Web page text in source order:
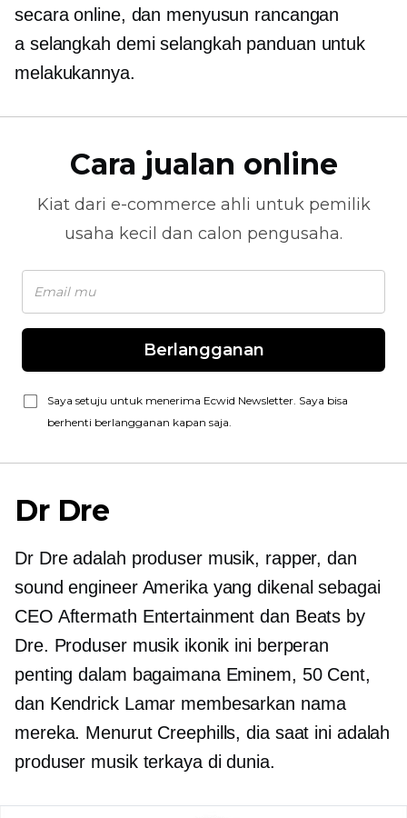
secara online, dan menyusun rancangan
a selangkah demi selangkah panduan untuk
melakukannya.
Cara jualan online
Kiat dari e-commerce ahli untuk pemilik
usaha kecil dan calon pengusaha.
Berlangganan
Saya setuju untuk menerima Ecwid Newsletter. Saya bisa
berhenti berlangganan kapan saja.
Dr Dre
Dr Dre adalah produser musik, rapper, dan
sound engineer Amerika yang dikenal sebagai
CEO Aftermath Entertainment dan Beats by
Dre. Produser musik ikonik ini berperan
penting dalam bagaimana Eminem, 50 Cent,
dan Kendrick Lamar membesarkan nama
mereka. Menurut Creephills, dia saat ini adalah
produser musik terkaya di dunia.